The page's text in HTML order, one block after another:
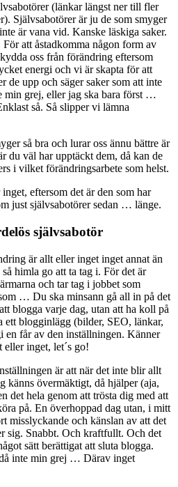
(länkar längst ner till fler
Självsabotörer är ju de som smyger
är vana vid. Kanske läskiga saker.
att åstadkomma någon form av
oss från förändring eftersom
energi och vi är skapta för att
de upp och säger saker som att inte
min grej, eller jag ska bara först …
så. Så slipper vi lämna
så bra och lurar oss ännu bättre är
du väl har upptäckt dem, då kan de
i vilket förändringsarbete som helst.
eftersom det är den som har
just självsabotörer sedan … länge.
självsabotör
är allt eller inget inget annat än
himla go att ta tag i. För det är
och tar tag i jobbet som
… Du ska minsann gå all in på det
blogga varje dag, utan att ha koll på
ett blogginlägg (bilder, SEO, länkar,
en får av den inställningen. Känner
inget, let´s go!
är att när det inte blir allt
känns övermäktigt, då hjälper (aja,
det hela genom att trösta dig med att
på. En överhoppad dag utan, i mitt
misslyckande och känslan av att det
sig. Snabbt. Och kraftfullt. Och det
sätt berättigat att sluta blogga.
inte min grej … Därav inget